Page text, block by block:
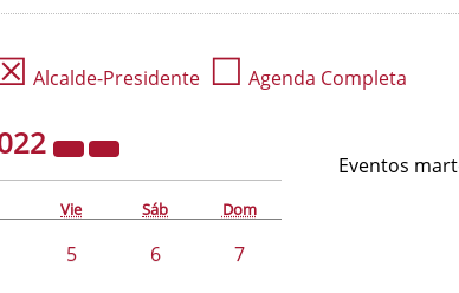
Alcalde-Presidente ☐ Agenda Completa
Vie Sáb Dom
5 6 7
Eventos